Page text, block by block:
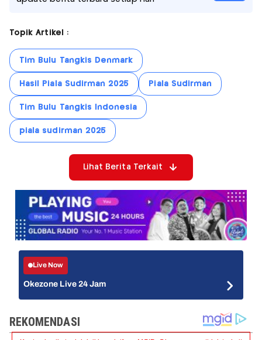
Topik Artikel :
Tim Bulu Tangkis Denmark
Hasil Piala Sudirman 2025 Piala Sudirman
Tim Bulu Tangkis Indonesia
piala sudirman 2025
Lihat Berita Terkait
Live Now
Okezone Live 24 Jam